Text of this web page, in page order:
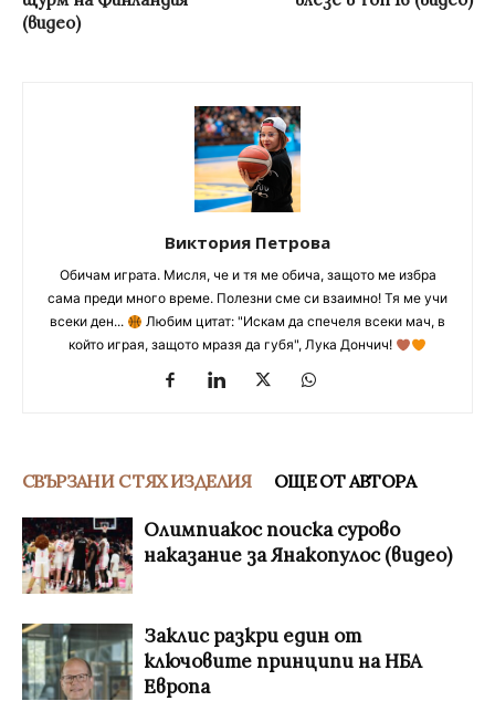
(видео)
Виктория Петрова
Обичам играта. Мисля, че и тя ме обича, защото ме избра
сама преди много време. Полезни сме си взаимно! Тя ме учи
всеки ден...
Любим цитат: "Искам да спечеля всеки мач, в
който играя, защото мразя да губя", Лука Дончич!
СВЪРЗАНИ С ТЯХ ИЗДЕЛИЯ ОЩЕ ОТ АВТОРА
Олимпиакос поиска сурово
наказание за Янакопулос (видео)
Заклис разкри един от
ключовите принципи на НБА
Европа